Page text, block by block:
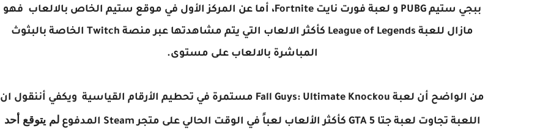
ببجي ستيم PUBG و لعبة فورت نايت Fortnite، أما عن المركز الأول في موقع ستيم الخاص بالالعاب فهو
مازال للعبة League of Legends كأكثر الالعاب التي يتم مشاهدتها عبر منصة Twitch الخاصة بالبثوث
المباشرة بالالعاب على مستوى.
من الواضح أن لعبة Fall Guys: Ultimate Knockou مستمرة في تحطيم الأرقام القياسية ويكفي أننقول ان
اللعبة تجاوت لعبة جتا GTA 5 كأكثر الألعاب لعباً في الوقت الحالي على متجر Steam المدفوع
لم يتوقع أحد